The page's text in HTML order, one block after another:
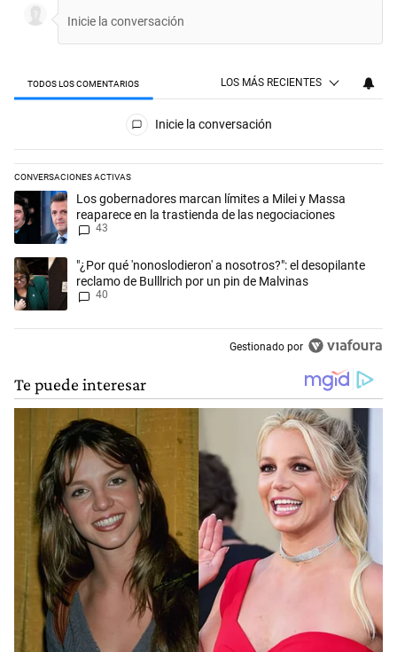
TODOS LOS COMENTARIOS LOS MÁS RECIENTES
Todos los comentarios
Inicie la conversación
CONVERSACIONES ACTIVAS
Este listado muestra los artículos con más comentarios en los
Un artículo de tendencia con el título "Los gobernadores marcan
Los gobernadores marcan límites a Milei y Massa
reaparece en la trastienda de las negociaciones
43
Un artículo de tendencia con el título ""¿Por qué 'nonoslodieron' a
"¿Por qué 'nonoslodieron' a nosotros?": el desopilante
reclamo de Bulllrich por un pin de Malvinas
40
Gestionado por